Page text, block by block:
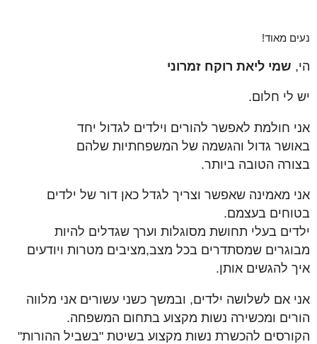
נעים מאוד!
הי, שמי ליאת רוקח זמרוני
יש לי חלום.
אני חולמת לאפשר להורים וילדים לגדול יחד
באושר גדול והגשמה של המשפחתיות שלהם
בצורה הטובה ביותר.
אני מאמינה שאפשר וצריך לגדל כאן דור של ילדים
בטוחים בעצמם.
ילדים בעלי תחושת מסוגלות וערך שגדלים להיות
מבוגרים שמסתדרים בכל מצב,מציבים מטרות ויודעים
איך להגשים אותן.
אני אם לשלושה ילדים, ובמשך כשני עשורים אני מלווה
הורים ומכשירה נשות מקצוע בתחום המשפחה.
הקורסים להכשרת נשות מקצוע בשיטת "בשביל ההורות"